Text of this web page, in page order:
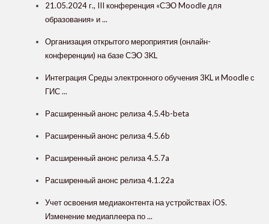
21.05.2024 г., III конференция «СЭО Moodle для
образования» и ...
Организация открытого мероприятия (онлайн-
конференции) на базе СЭО 3KL
Интеграция Cреды электронного обучения 3KL и Moodle с
ГИС ...
Расширенный анонс релиза 4.5.4b-beta
Расширенный анонс релиза 4.5.6b
Расширенный анонс релиза 4.5.7a
Расширенный анонс релиза 4.1.22a
Учет освоения медиаконтента на устройствах iOS.
Изменение медиаплеера по ...